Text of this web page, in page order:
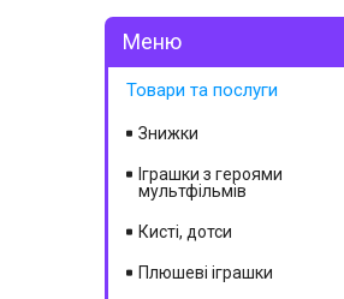
Товари та послуги
Знижки
Іграшки з героями
мультфільмів
Кисті, дотси
Плюшеві іграшки